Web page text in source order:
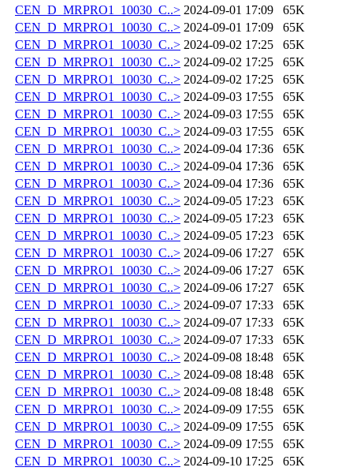
CEN_D_MRPRO1_10030_C..> 2024-09-01 17:09
65K
CEN_D_MRPRO1_10030_C..> 2024-09-01 17:09
65K
CEN_D_MRPRO1_10030_C..> 2024-09-02 17:25
65K
CEN_D_MRPRO1_10030_C..> 2024-09-02 17:25
65K
CEN_D_MRPRO1_10030_C..> 2024-09-02 17:25
65K
CEN_D_MRPRO1_10030_C..> 2024-09-03 17:55
65K
CEN_D_MRPRO1_10030_C..> 2024-09-03 17:55
65K
CEN_D_MRPRO1_10030_C..> 2024-09-03 17:55
65K
CEN_D_MRPRO1_10030_C..> 2024-09-04 17:36
65K
CEN_D_MRPRO1_10030_C..> 2024-09-04 17:36
65K
CEN_D_MRPRO1_10030_C..> 2024-09-04 17:36
65K
CEN_D_MRPRO1_10030_C..> 2024-09-05 17:23
65K
CEN_D_MRPRO1_10030_C..> 2024-09-05 17:23
65K
CEN_D_MRPRO1_10030_C..> 2024-09-05 17:23
65K
CEN_D_MRPRO1_10030_C..> 2024-09-06 17:27
65K
CEN_D_MRPRO1_10030_C..> 2024-09-06 17:27
65K
CEN_D_MRPRO1_10030_C..> 2024-09-06 17:27
65K
CEN_D_MRPRO1_10030_C..> 2024-09-07 17:33
65K
CEN_D_MRPRO1_10030_C..> 2024-09-07 17:33
65K
CEN_D_MRPRO1_10030_C..> 2024-09-07 17:33
65K
CEN_D_MRPRO1_10030_C..> 2024-09-08 18:48
65K
CEN_D_MRPRO1_10030_C..> 2024-09-08 18:48
65K
CEN_D_MRPRO1_10030_C..> 2024-09-08 18:48
65K
CEN_D_MRPRO1_10030_C..> 2024-09-09 17:55
65K
CEN_D_MRPRO1_10030_C..> 2024-09-09 17:55
65K
CEN_D_MRPRO1_10030_C..> 2024-09-09 17:55
65K
CEN_D_MRPRO1_10030_C..> 2024-09-10 17:25 65K